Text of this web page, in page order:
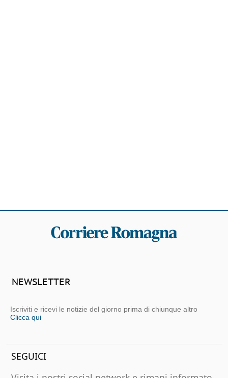
NEWSLETTER
Iscriviti e ricevi le notizie del giorno prima di chiunque altro
Clicca qui
SEGUICI